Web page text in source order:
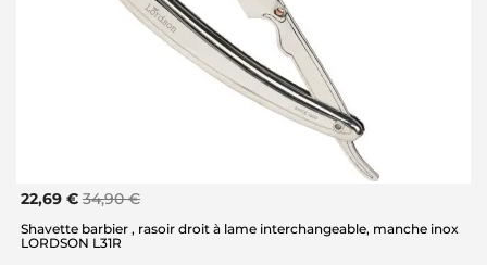
22,69 € 34,90 €
Shavette barbier , rasoir droit à lame interchangeable, manche inox
LORDSON L31R